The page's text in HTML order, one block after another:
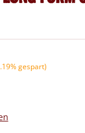
gespart)